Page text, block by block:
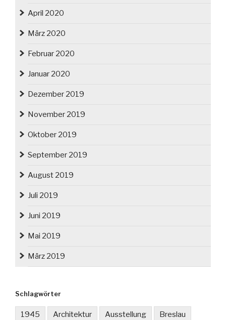
April 2020
März 2020
Februar 2020
Januar 2020
Dezember 2019
November 2019
Oktober 2019
September 2019
August 2019
Juli 2019
Juni 2019
Mai 2019
März 2019
Schlagwörter
1945 Architektur Ausstellung Breslau